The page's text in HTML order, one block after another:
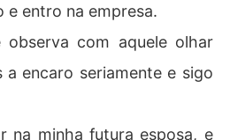
e entro na empresa.
observa com aquele olhar
a encaro seriamente e sigo
na minha futura esposa, e